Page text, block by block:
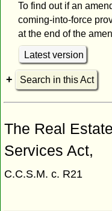
To find out if an
coming-into-force
at the end of the
Latest version
Search in this Act
The Real Estate
Services Act,
C.C.S.M. c. R21